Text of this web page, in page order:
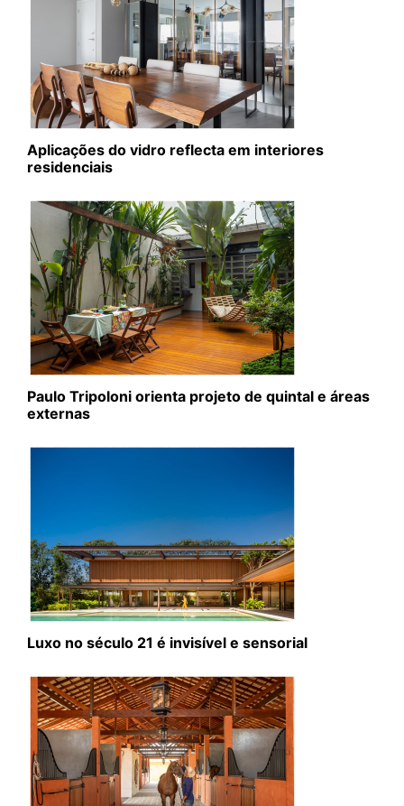
Aplicações do vidro reflecta em interiores
residenciais
Paulo Tripoloni orienta projeto de quintal e áreas
externas
Luxo no século 21 é invisível e sensorial